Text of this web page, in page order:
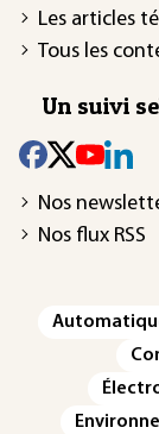
Les articles
Tous les
Un suivi
Nos
Nos flux RSS